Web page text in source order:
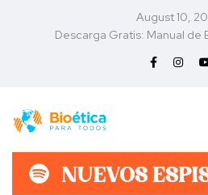
August 10,
Descarga Gratis: Manual de